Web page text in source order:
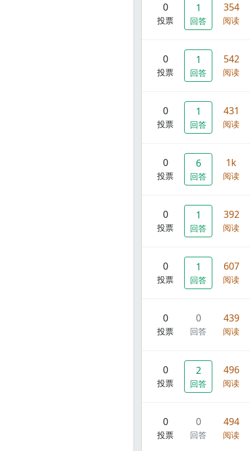
0
投票
1
回答
354
阅读
0
投票
1
回答
542
阅读
0
投票
1
回答
431
阅读
0
投票
6
回答
1k
阅读
0
投票
1
回答
392
阅读
0
投票
1
回答
607
阅读
0
投票
0
回答
439
阅读
0
投票
2
回答
496
阅读
0
投票
0
回答
494
阅读